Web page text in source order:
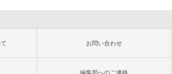
お問い合わせ
編集部へのご連絡